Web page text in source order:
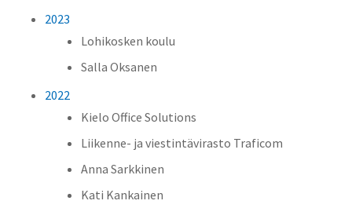
2023
Lohikosken koulu
Salla Oksanen
2022
Kielo Office Solutions
Liikenne- ja viestintävirasto Traficom
Anna Sarkkinen
Kati Kankainen